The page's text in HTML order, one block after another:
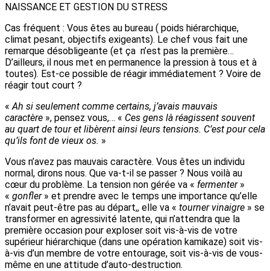
NAISSANCE ET GESTION DU STRESS
Cas fréquent : Vous êtes au bureau ( poids hiérarchique,
climat pesant, objectifs exigeants). Le chef vous fait une
remarque désobligeante (et ça n’est pas la première…
D’ailleurs, il nous met en permanence la pression à tous et à
toutes). Est-ce possible de réagir immédiatement ? Voire de
réagir tout court ?
« Ah si seulement comme certains, j’avais mauvais
caractère », pensez vous,… « Ces gens là réagissent souvent
au quart de tour et libèrent ainsi leurs tensions. C’est pour cela
qu’ils font de vieux os. »
Vous n’avez pas mauvais caractère. Vous êtes un individu
normal, dirons nous. Que va-t-il se passer ? Nous voilà au
cœur du problème. La tension non gérée va « fermenter»
« gonfler » et prendre avec le temps une importance qu’elle
n’avait peut-être pas au départ,, elle va « tourner vinaigre » se
transformer en agressivité latente, qui n’attendra que la
première occasion pour exploser soit vis-à-vis de votre
supérieur hiérarchique (dans une opération kamikaze) soit vis-
à-vis d’un membre de votre entourage, soit vis-à-vis de vous-
même en une attitude d’auto-destruction.